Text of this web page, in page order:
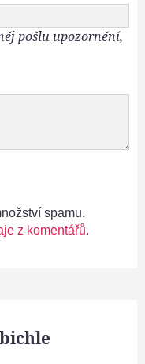
pošlu upozornění,
spamu.
z komentářů.